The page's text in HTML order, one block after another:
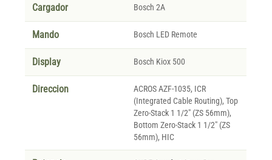
Cargador Bosch 2A
Mando Bosch LED Remote
Display Bosch Kiox 500
Direccion
ACROS AZF-1035, ICR
(Integrated Cable Routing), Top
Zero-Stack 1 1/2" (ZS 56mm),
Bottom Zero-Stack 1 1/2" (ZS
56mm), HIC